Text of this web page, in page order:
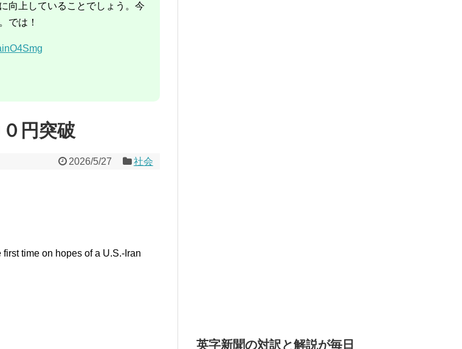
向上していることでしょう。今
では！
円突破
2026/5/27 社会
time on hopes of a U.S.-Iran
英字新聞の対訳と解説が毎日